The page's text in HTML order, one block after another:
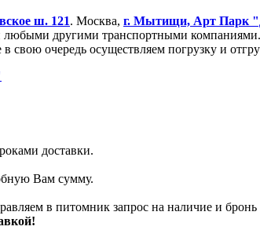
ш. 121. Москва, г. Мытищи, Арт Парк
другими транспортными компаниями.
свою очередь осуществляем погрузку и
доставки.
Вам сумму.
в питомник запрос на наличие и бронь